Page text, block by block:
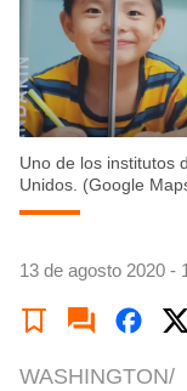
Uno de los institutos
Unidos. (Google
13 de agosto 2020 -
WASHINGTON/